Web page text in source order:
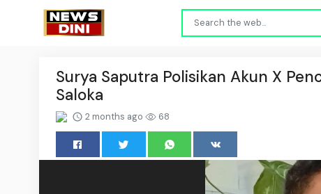
Surya Saputra Polisikan Akun X
Saloka
2 months ago 68